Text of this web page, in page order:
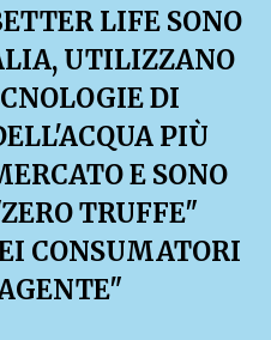
LIFE SONO
UTILIZZANO
DI
PIÙ
E SONO
TRUFFE"
CONSUMATORI